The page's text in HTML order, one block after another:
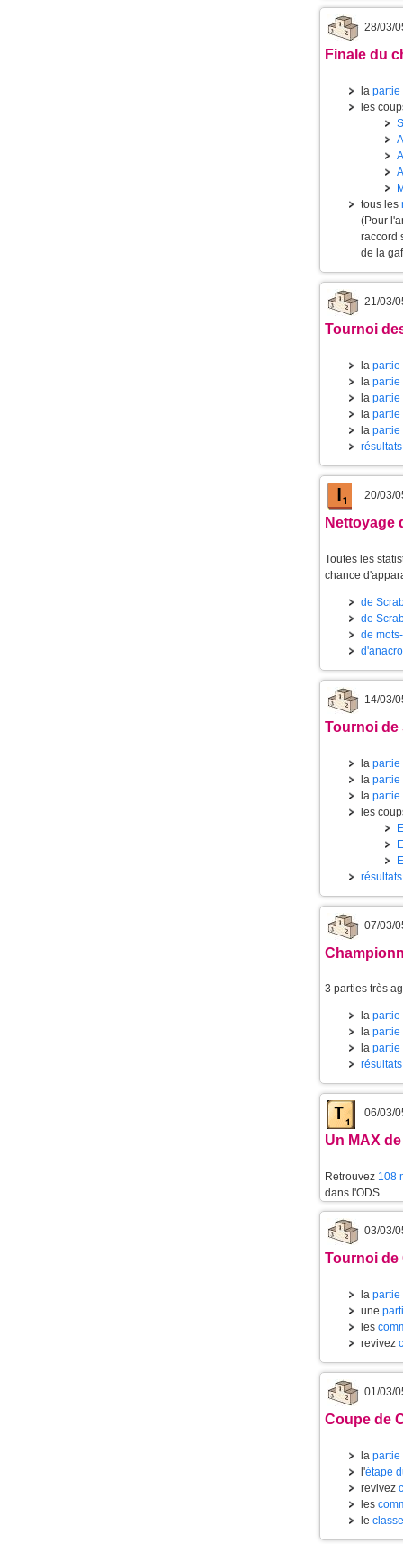
28/03/
Finale du
la partie
les
tous les
(Pour
raccord
de la
21/03/
Tournoi
la partie
la partie
la partie
la partie
la partie
20/03/
Nettoyage
Toutes les
chance
de
de
de
14/03/
Tournoi de
la partie
la partie
la partie
les
07/03/
3 parties très
la partie
la partie
la partie
06/03/
Un MAX
Retrouvez 108
dans l'ODS.
03/03/
Tournoi de
la partie
une
les
revivez
01/03/
Coupe de
la partie
l'étape
revivez
les
le